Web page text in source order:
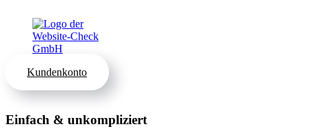
Kundenkonto
Einfach & unkompliziert